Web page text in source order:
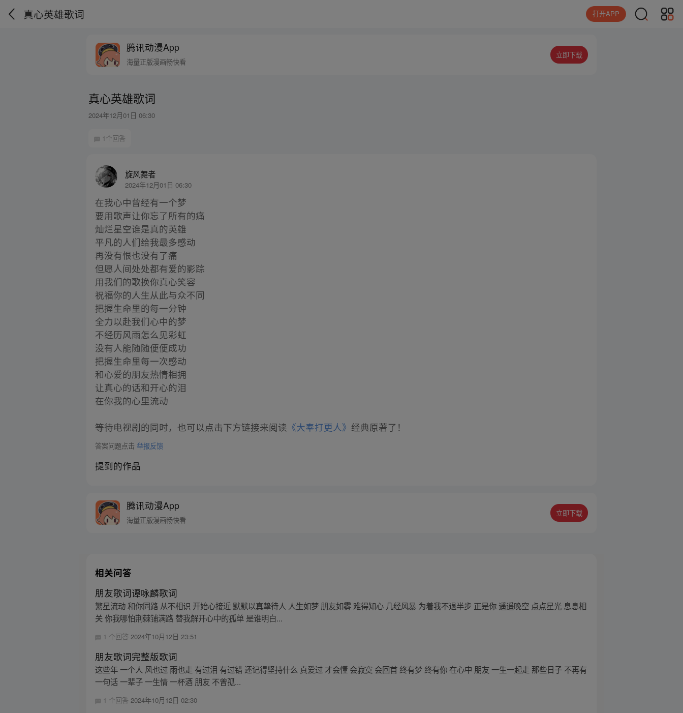
真心英雄歌词 打开APP
腾讯动漫App
海量正版漫画畅快看
立即下载
真心英雄歌词
2024年12月01日 06:30
1个回答
旋风舞者
2024年12月01日 06:30
在我心中曾经有一个梦
要用歌声让你忘了所有的痛
灿烂星空谁是真的英雄
平凡的人们给我最多感动
再没有恨也没有了痛
但愿人间处处都有爱的影踪
用我们的歌换你真心笑容
祝福你的人生从此与众不同
把握生命里的每一分钟
全力以赴我们心中的梦
不经历风雨怎么见彩虹
没有人能随随便便成功
把握生命里每一次感动
和心爱的朋友热情相拥
让真心的话和开心的泪
在你我的心里流动
等待电视剧的同时，也可以点击下方链接来阅读 《大奉打更人》 经典原著了！
答案问题点击举报反馈
提到的作品
腾讯动漫App
海量正版漫画畅快看
立即下载
相关问答
朋友歌词谭咏麟歌词
繁星流动 和你同路 从不相识 开始心接近 默默以真挚待人 人生如梦 朋友如雾 难得知心 几经风暴 为着我不退半步 正是你 遥遥晚空 点点星光 息息相
关 你我哪怕荆棘铺满路 替我解开心中的孤单 是谁明白...
1 个回答2024年10月12日 23:51
朋友歌词完整版歌词
这些年 一个人 风也过 雨也走 有过泪 有过错 还记得坚持什么 真爱过 才会懂 会寂寞 会回首 终有梦 终有你 在心中 朋友 一生一起走 那些日子 不再有
一句话 一辈子 一生情 一杯酒 朋友 不曾孤...
1 个回答2024年10月12日 02:30